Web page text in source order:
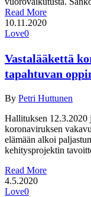
Read More
10.11.2020
Love0
Vastalääkettä
tapahtuvan
By Petri Huttunen
Hallituksen 12.3.2020
koronaviruksen
elämään alkoi
kehitysprojektin
Read More
4.5.2020
Love0